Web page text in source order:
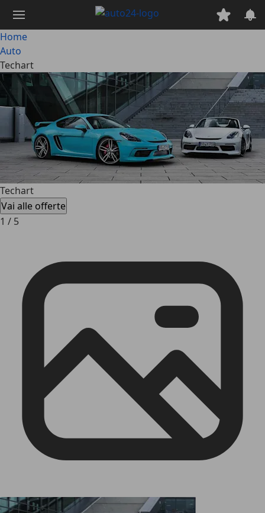
contenuto
principale
Home
Auto
Techart
Techart
Vai alle offerte
1 / 5